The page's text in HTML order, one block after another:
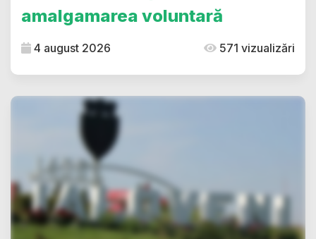
amalgamarea voluntară
4 august 2026 571 vizualizări